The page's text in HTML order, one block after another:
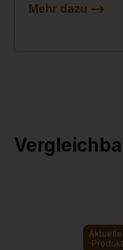
Mehr dazu -->
Produkt